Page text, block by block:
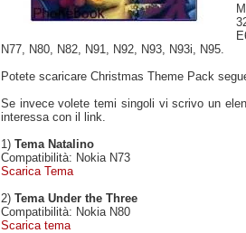
N77, N80, N82, N91, N92, N93, N93i, N95.
Potete scaricare Christmas Theme Pack
Se invece volete temi singoli vi scrivo un
interessa con il link.
1) Tema Natalino
Compatibilità: Nokia N73
Scarica Tema
2) Tema Under the Three
Compatibilità: Nokia N80
Scarica tema